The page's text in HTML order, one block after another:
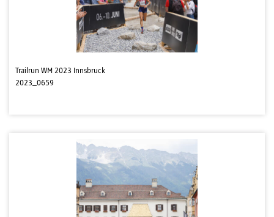
Trailrun WM 2023 Innsbruck
2023_0659